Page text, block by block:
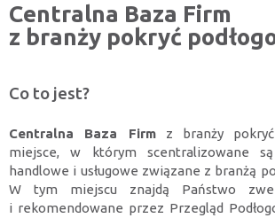
Centralna Baza Firm
z branży pokryć
Co to jest?
Centralna Baza Firmz branży pokryć
miejsce, w którym scentralizowane
handlowe i usługowe związane z branżą
W tym miejscu znajdą Państwo
i rekomendowane przez Przegląd